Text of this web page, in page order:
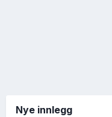
Nye innlegg